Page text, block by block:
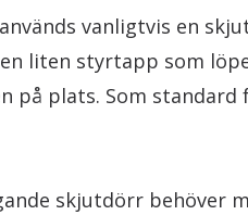
vanligtvis en
liten styrtapp som
plats. Som standard
skjutdörr behöver